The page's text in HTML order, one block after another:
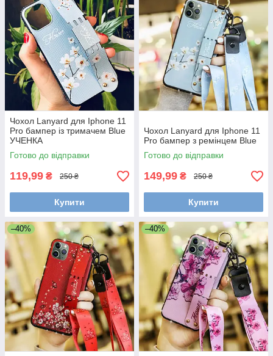
Чохол Lanyard для Iphone 11
Pro бампер із тримачем Blue
УЧЕНКА
Готово до відправки
119,99 ₴ 250 ₴
Купити
Чохол Lanyard для Iphone 11
Pro бампер з ремінцем Blue
Готово до відправки
149,99 ₴ 250 ₴
Купити
–40% –40%